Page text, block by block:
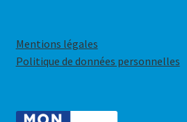
Mentions légales
Politique de données personnelles